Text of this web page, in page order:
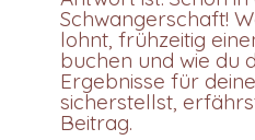
Schwangerschaft!
lohnt, frühzeitig
buchen und wie du
Ergebnisse für
sicherstellst,
Beitrag.